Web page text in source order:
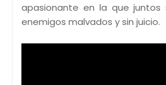
apasionante en la que juntos
enemigos malvados y sin juicio.